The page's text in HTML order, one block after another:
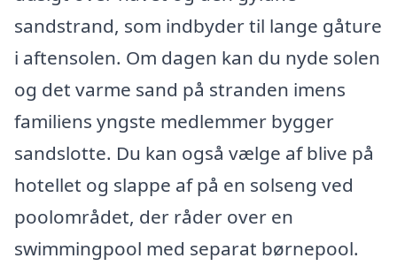
sandstrand, som indbyder til lange gåture
i aftensolen. Om dagen kan du nyde solen
og det varme sand på stranden imens
familiens yngste medlemmer bygger
sandslotte. Du kan også vælge af blive på
hotellet og slappe af på en solseng ved
poolområdet, der råder over en
swimmingpool med separat børnepool.